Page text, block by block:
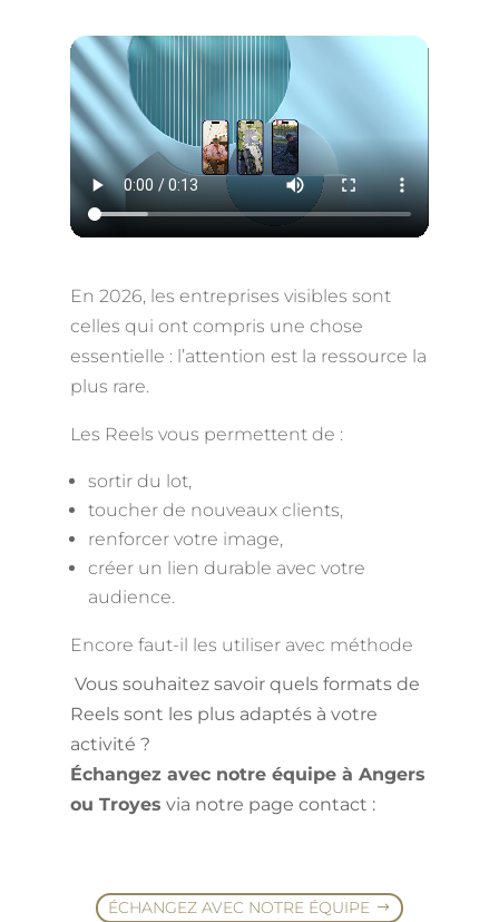
En 2026, les entreprises visibles sont
celles qui ont compris une chose
essentielle : l’attention est la ressource la
plus rare.
Les Reels vous permettent de :
sortir du lot,
toucher de nouveaux clients,
renforcer votre image,
créer un lien durable avec votre
audience.
Encore faut-il les utiliser avec méthode
Vous souhaitez savoir quels formats de
Reels sont les plus adaptés à votre
activité ?
Échangez avec notre équipe à Angers
ou Troyes via notre page contact :
ÉCHANGEZ AVEC NOTRE ÉQUIPE